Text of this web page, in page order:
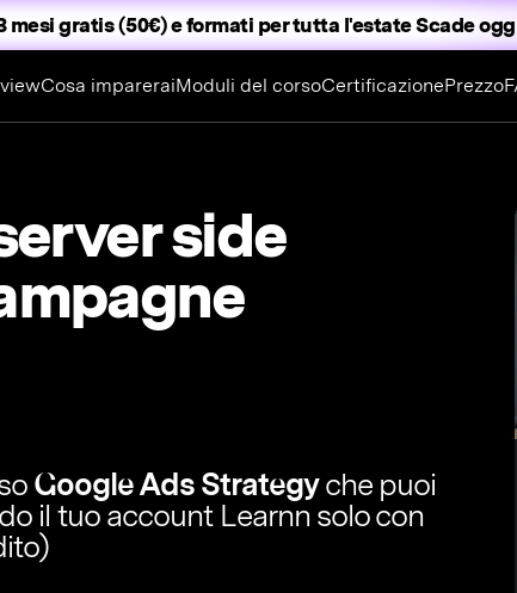
mesi gratis (50€) e formati per tutta l'estateScade
Cosa impareraiModuli del corsoCertificazionePrezzo
side
Google Ads Strategyche puoi
il tuo account Learnn solo con